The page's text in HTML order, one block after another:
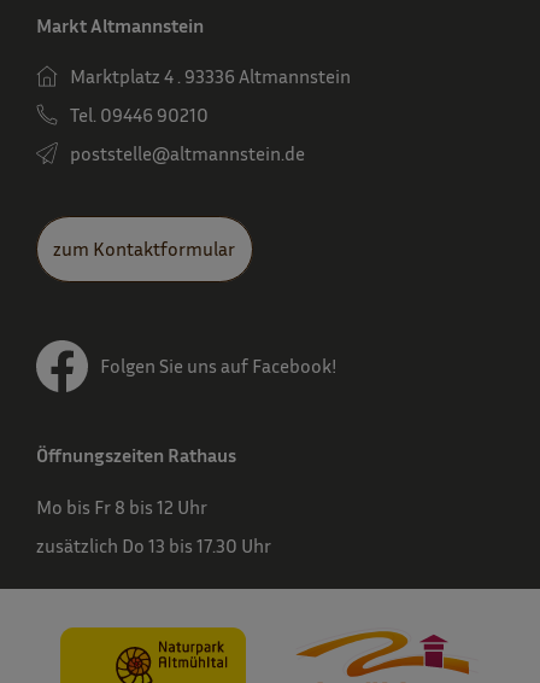
Markt Altmannstein
Marktplatz 4 . 93336 Altmannstein
Tel. 09446 90210
poststelle­@altmannstein.de
zum Kontaktformular
Folgen Sie uns auf Facebook!
Öffnungszeiten Rathaus
Mo bis Fr 8 bis 12 Uhr
zusätzlich Do 13 bis 17.30 Uhr